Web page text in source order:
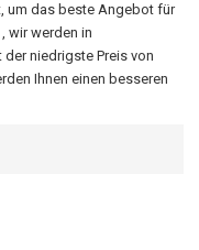
um das beste Angebot für
wir werden in
niedrigste Preis von
Ihnen einen besseren